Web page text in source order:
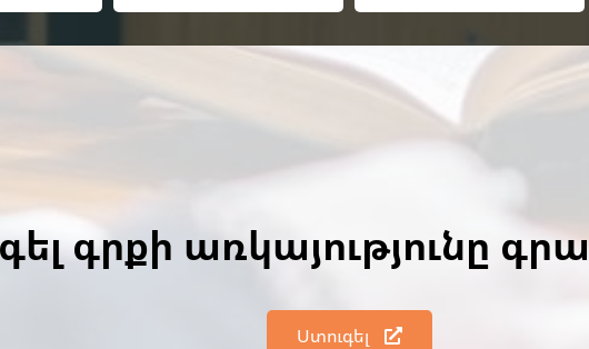
գրքի առկայությունը
Ստուգել